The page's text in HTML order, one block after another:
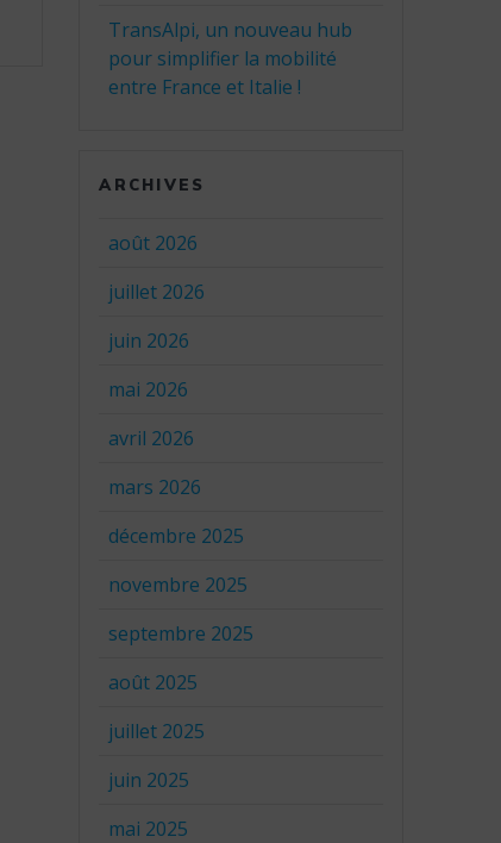
TransAlpi, un nouveau hub
pour simplifier la mobilité
entre France et Italie !
ARCHIVES
août 2026
juillet 2026
juin 2026
mai 2026
avril 2026
mars 2026
décembre 2025
novembre 2025
septembre 2025
août 2025
juillet 2025
juin 2025
mai 2025